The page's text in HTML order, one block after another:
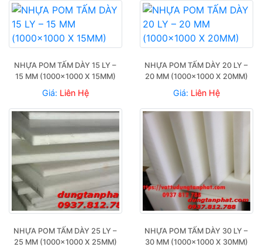
NHỰA POM TẤM DÀY 15 LY –
15 MM (1000×1000 X 15MM)
Giá: Liên Hệ
NHỰA POM TẤM DÀY 20 LY –
20 MM (1000×1000 X 20MM)
Giá: Liên Hệ
NHỰA POM TẤM DÀY 25 LY –
25 MM (1000×1000 X 25MM)
NHỰA POM TẤM DÀY 30 LY –
30 MM (1000×1000 X 30MM)